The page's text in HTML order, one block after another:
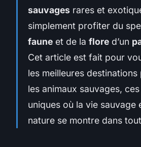
sauvages rares et
simplement profiter du
faune et de la flore d’un
Cet article est fait pour
les meilleures
les animaux sauvages,
uniques où la vie sauvage
nature se montre dans